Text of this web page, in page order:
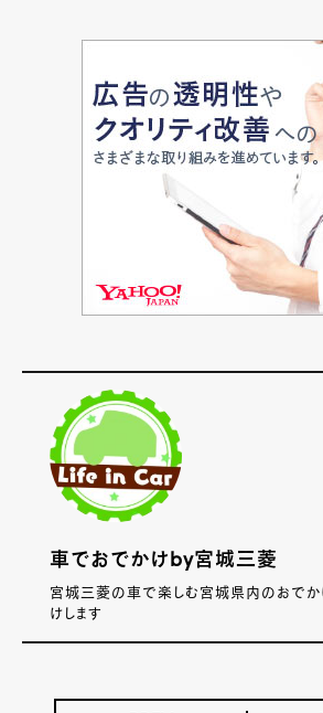
車でおでかけby宮城三菱
宮城三菱の車で楽しむ宮城県内のおでか
けします